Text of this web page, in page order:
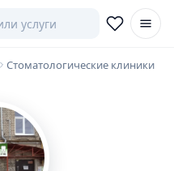
Стоматологические клиники